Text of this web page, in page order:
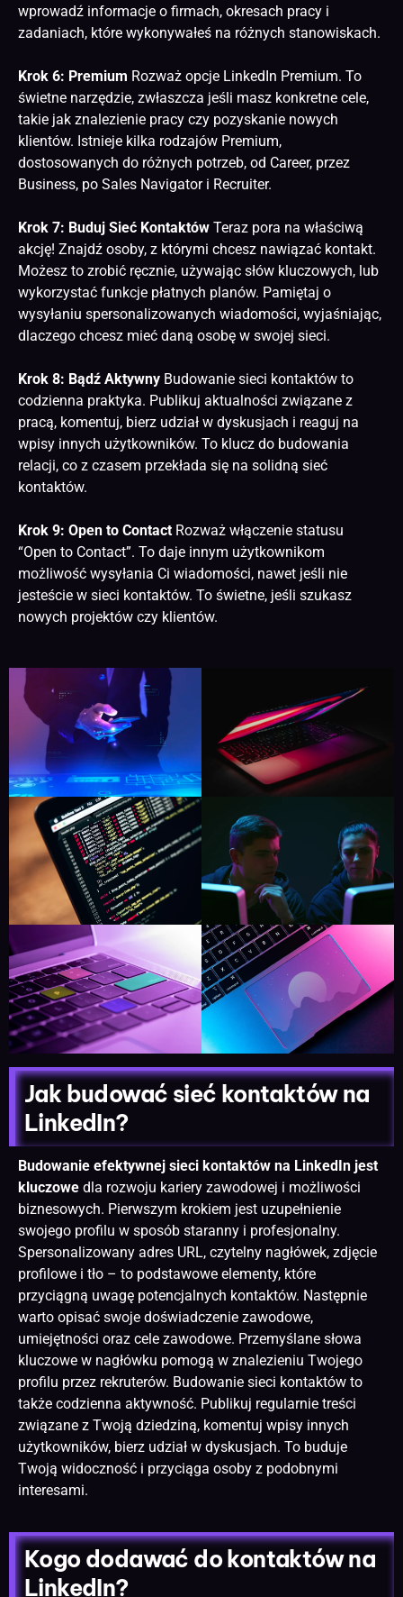
wprowadź informacje o firmach, okresach pracy i
zadaniach, które wykonywałeś na różnych stanowiskach.
Krok 6: Premium Rozważ opcje LinkedIn Premium. To
świetne narzędzie, zwłaszcza jeśli masz konkretne cele,
takie jak znalezienie pracy czy pozyskanie nowych
klientów. Istnieje kilka rodzajów Premium,
dostosowanych do różnych potrzeb, od Career, przez
Business, po Sales Navigator i Recruiter.
Krok 7: Buduj Sieć Kontaktów Teraz pora na właściwą
akcję! Znajdź osoby, z którymi chcesz nawiązać kontakt.
Możesz to zrobić ręcznie, używając słów kluczowych, lub
wykorzystać funkcje płatnych planów. Pamiętaj o
wysyłaniu spersonalizowanych wiadomości, wyjaśniając,
dlaczego chcesz mieć daną osobę w swojej sieci.
Krok 8: Bądź Aktywny Budowanie sieci kontaktów to
codzienna praktyka. Publikuj aktualności związane z
pracą, komentuj, bierz udział w dyskusjach i reaguj na
wpisy innych użytkowników. To klucz do budowania
relacji, co z czasem przekłada się na solidną sieć
kontaktów.
Krok 9: Open to Contact Rozważ włączenie statusu
“Open to Contact”. To daje innym użytkownikom
możliwość wysyłania Ci wiadomości, nawet jeśli nie
jesteście w sieci kontaktów. To świetne, jeśli szukasz
nowych projektów czy klientów.
Jak budować sieć kontaktów na
LinkedIn?
Budowanie efektywnej sieci kontaktów na LinkedIn jest
kluczowe dla rozwoju kariery zawodowej i możliwości
biznesowych. Pierwszym krokiem jest uzupełnienie
swojego profilu w sposób staranny i profesjonalny.
Spersonalizowany adres URL, czytelny nagłówek, zdjęcie
profilowe i tło – to podstawowe elementy, które
przyciągną uwagę potencjalnych kontaktów. Następnie
warto opisać swoje doświadczenie zawodowe,
umiejętności oraz cele zawodowe. Przemyślane słowa
kluczowe w nagłówku pomogą w znalezieniu Twojego
profilu przez rekruterów. Budowanie sieci kontaktów to
także codzienna aktywność. Publikuj regularnie treści
związane z Twoją dziedziną, komentuj wpisy innych
użytkowników, bierz udział w dyskusjach. To buduje
Twoją widoczność i przyciąga osoby z podobnymi
interesami.
Kogo dodawać do kontaktów na
LinkedIn?